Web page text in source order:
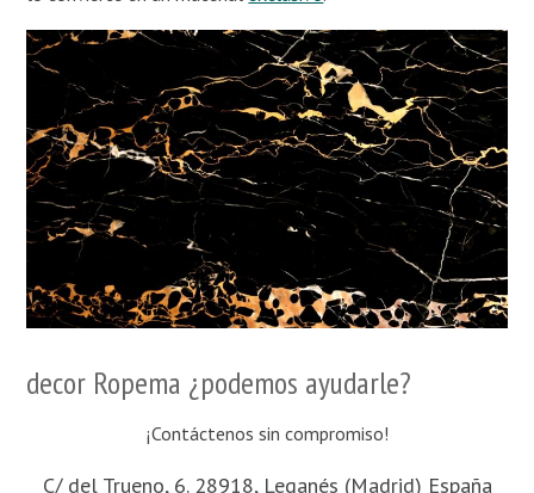
decor Ropema ¿podemos ayudarle?
¡Contáctenos sin compromiso!
C/ del Trueno, 6. 28918, Leganés (Madrid) España